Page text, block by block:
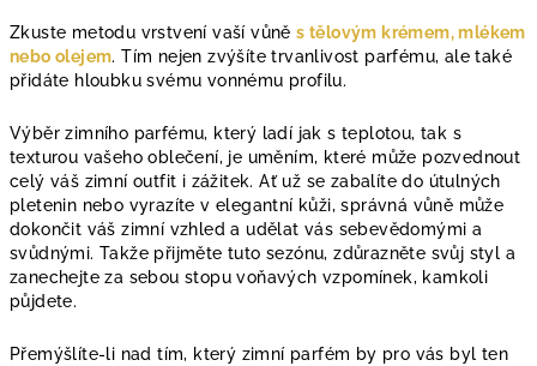
Zkuste metodu vrstvení vaší vůněs tělovým krémem, mlékem
nebo olejem. Tím nejen zvýšíte trvanlivost parfému, ale také
přidáte hloubku svému vonnému profilu.
Výběr zimního parfému, který ladí jak s teplotou, tak s
texturou vašeho oblečení, je uměním, které může pozvednout
celý váš zimní outfit i zážitek. Ať už se zabalíte do útulných
pletenin nebo vyrazíte v elegantní kůži, správná vůně může
dokončit váš zimní vzhled a udělat vás sebevědomými a
svůdnými. Takže přijměte tuto sezónu, zdůrazněte svůj styl a
zanechejte za sebou stopu voňavých vzpomínek, kamkoli
půjdete.
Přemýšlíte-li nad tím, který zimní parfém by pro vás byl ten